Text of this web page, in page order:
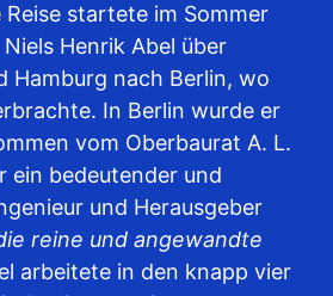
Reise startete im Sommer
Henrik Abel über
Hamburg nach Berlin, wo
In Berlin wurde er
vom Oberbaurat A. L.
ein bedeutender und
und Herausgeber
reine und angewandte
arbeitete in den knapp vier